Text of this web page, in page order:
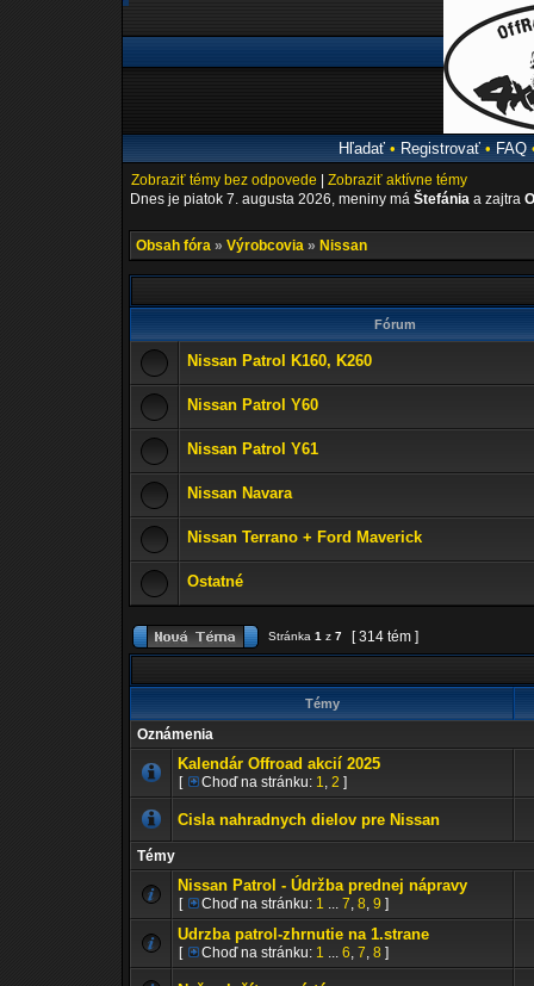
Hľadať• Registrovať• FAQ
Zobraziť témy bez odpovede
Zobraziť aktívne témy
Dnes je piatok 7. augusta 2026, meniny má Štefánia a zajtra
Obsah fóra » Výrobcovia » Nissan
Fórum
Nissan Patrol K160, K260
Nissan Patrol Y60
Nissan Patrol Y61
Nissan Navara
Nissan Terrano + Ford Maverick
Ostatné
Stránka 1 z 7 [ 314 tém ]
Témy
Oznámenia
Kalendár Offroad akcií 2025
[ Choď na stránku: 1, 2 ]
Cisla nahradnych dielov pre Nissan
Témy
Nissan Patrol - Údržba prednej nápravy
[ Choď na stránku: 1 ... 7, 8, 9 ]
Udrzba patrol-zhrnutie na 1.strane
[ Choď na stránku: 1 ... 6, 7, 8 ]